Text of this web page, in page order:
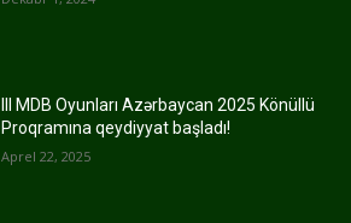
III MDB Oyunları Azərbaycan 2025 Könüllü
Proqramına qeydiyyat başladı!
Aprel 22, 2025